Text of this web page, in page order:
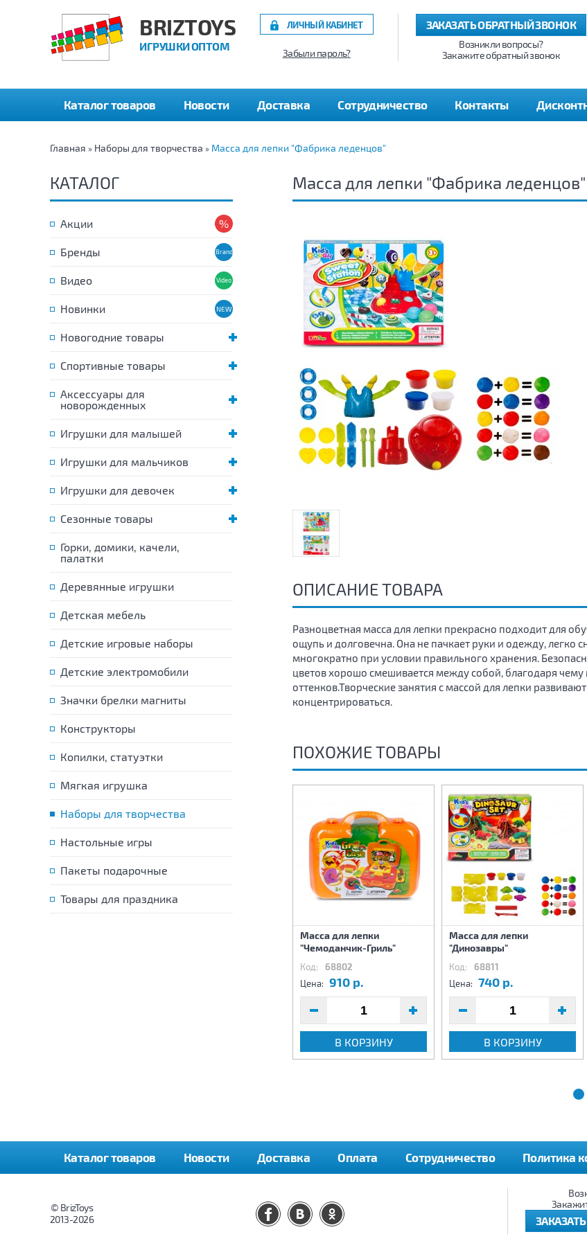
BRIZTOYS
ИГРУШКИ ОПТОМ
ЗАКАЗАТЬ ОБРАТНЫЙ ЗВОНОК
Возникли вопросы?
Закажите обратный звонок
ЛИЧНЫЙ КАБИНЕТ
Забыли пароль?
Каталог товаров Новости Доставка Сотрудничество Контакты
Главная » Наборы для творчества » Масса для лепки "Фабрика леденцов"
КАТАЛОГ
Акции
Бренды
Видео
Новинки
Новогодние товары
Спортивные товары
Аксессуары для
новорожденных
Игрушки для малышей
Игрушки для мальчиков
Игрушки для девочек
Сезонные товары
Горки, домики, качели,
палатки
Деревянные игрушки
Детская мебель
Детские игровые наборы
Детские электромобили
Значки брелки магниты
Конструкторы
Копилки, статуэтки
Мягкая игрушка
Наборы для творчества
Настольные игры
Пакеты подарочные
Товары для праздника
Масса для лепки "Фабрика леденцов"
ОПИСАНИЕ ТОВАРА
Разноцветная масса для лепки прекрасно подходит для
ощупь и долговечна. Она не пачкает руки и одежду, легко
многократно при условии правильного хранения.
цветов хорошо смешивается между собой, благодаря
оттенков.Творческие занятия с массой для лепки
концентрироваться.
ПОХОЖИЕ ТОВАРЫ
Масса для лепки
"Чемоданчик-Гриль"
Код: 68802
Цена: 910 р.
В КОРЗИНУ
Масса для лепки
"Динозавры"
Код: 68811
Цена: 740 р.
В КОРЗИНУ
Каталог товаров Новости Доставка Оплата Сотрудничество Политика
© BrizToys
2013-2026